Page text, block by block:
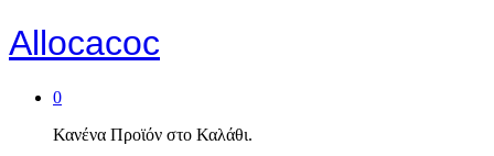
Allocacoc
0
Κανένα Προϊόν στο Καλάθι.